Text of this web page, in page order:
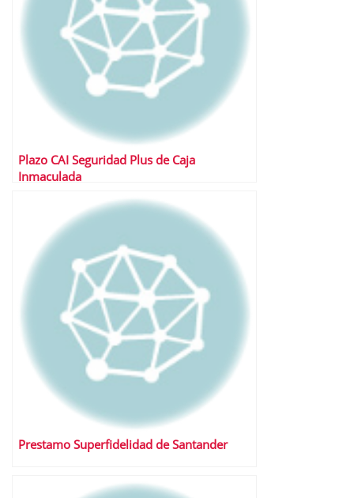
Plazo CAI Seguridad Plus de Caja
Inmaculada
Prestamo Superfidelidad de Santander